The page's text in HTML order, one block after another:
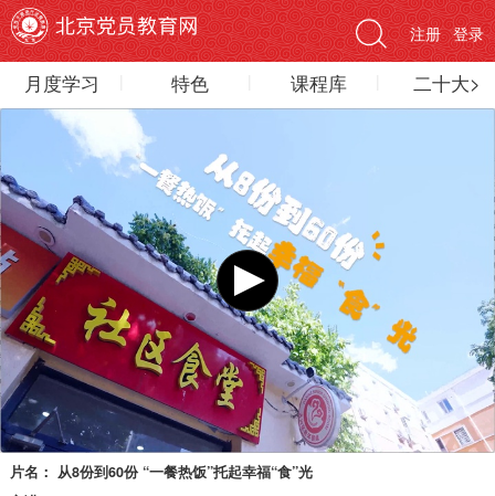
登录
注册
月度学习 特色 课程库 二十大>
片名： 从8份到60份 “一餐热饭”托起幸福“食”光